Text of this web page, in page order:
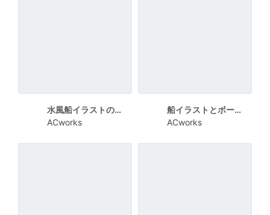
水風船イラストのシンプルな暑中見舞い
ACworks
船イラストとボーダー背景の暑中見舞い
ACworks